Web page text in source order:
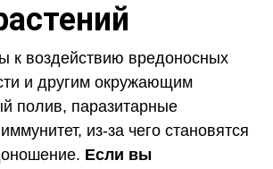
к воздействию вредоносных
и другим окружающим
полив, паразитарные
из-за чего становятся
Если вы